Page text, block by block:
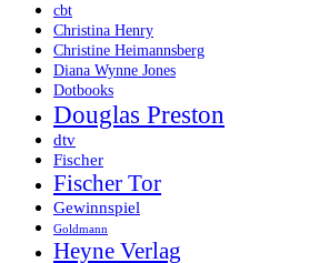
cbt
Christina Henry
Christine Heimannsberg
Diana Wynne Jones
Dotbooks
Douglas Preston
dtv
Fischer
Fischer Tor
Gewinnspiel
Goldmann
Heyne Verlag